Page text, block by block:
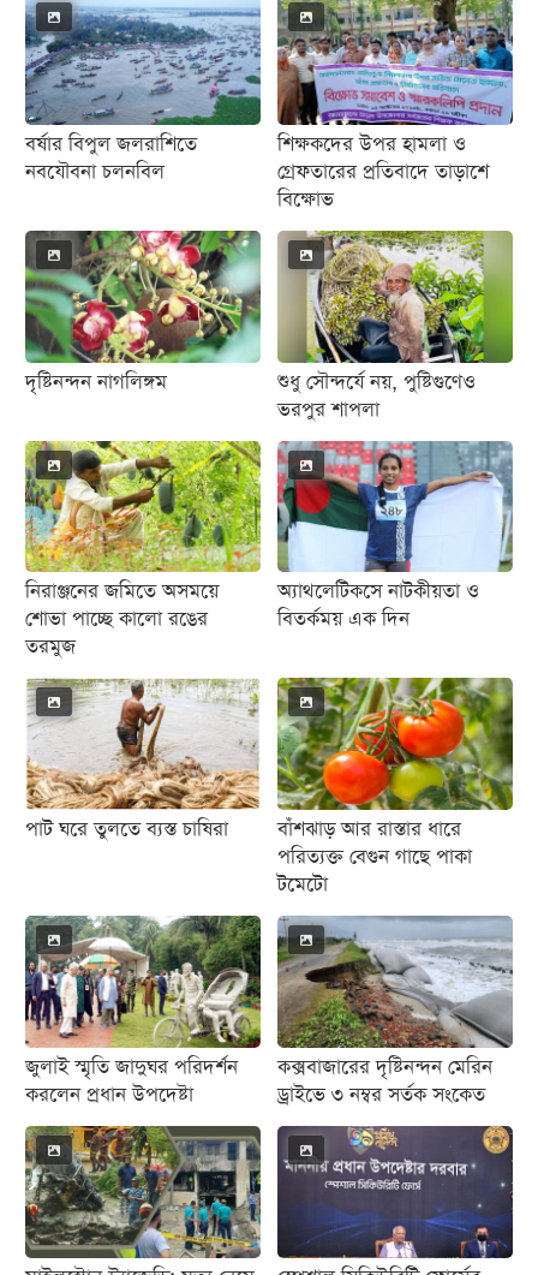
বিনোদন
অর্থনীতি
চাকরি
মিডিয়া
সব
বিভাগ
ছবি
আর্কাইভ
বর্ষার বিপুল জলরাশিতে
নবযৌবনা চলনবিল
শিক্ষকদের উপর হামলা ও
গ্রেফতারের প্রতিবাদে তাড়াশে
বিক্ষোভ
দৃষ্টিনন্দন নাগলিঙ্গম
শুধু সৌন্দর্যে নয়, পুষ্টিগুণেও
ভরপুর শাপলা
নিরাঞ্জনের জমিতে অসময়ে
শোভা পাচ্ছে কালো রঙের
তরমুজ
অ্যাথলেটিকসে নাটকীয়তা ও
বিতর্কময় এক দিন
পাট ঘরে তুলতে ব্যস্ত চাষিরা
বাঁশঝাড় আর রাস্তার ধারে
পরিত্যক্ত বেগুন গাছে পাকা
টমেটো
জুলাই স্মৃতি জাদুঘর পরিদর্শন
করলেন প্রধান উপদেষ্টা
কক্সবাজারের দৃষ্টিনন্দন মেরিন
ড্রাইভে ৩ নম্বর সর্তক সংকেত